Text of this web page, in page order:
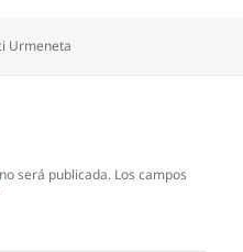
Urmeneta
será publicada. Los campos